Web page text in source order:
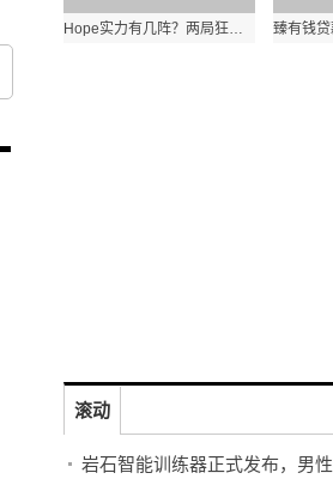
Hope实力有几阵？两局狂砍14-1-8 助队继续保持不败
滚动